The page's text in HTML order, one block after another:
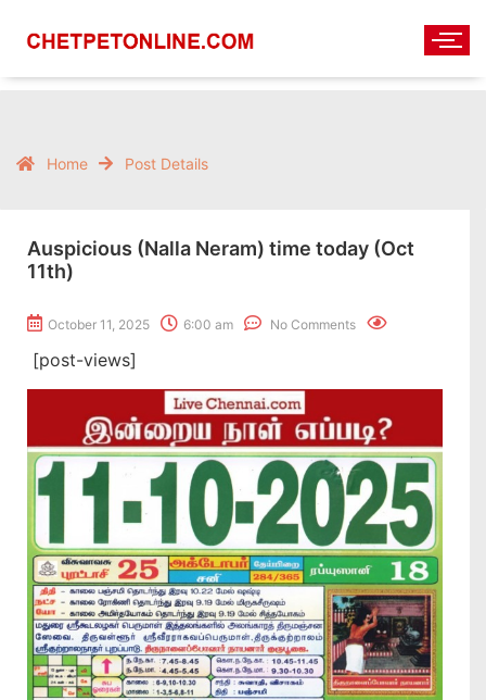
Home Post Details
Auspicious (Nalla Neram) time today (Oct
11th)
October 11, 2025 6:00 am No Comments
[post-views]